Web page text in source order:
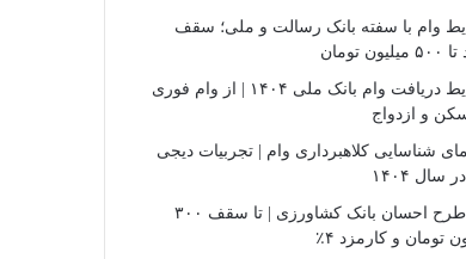
وام با سفته بانک رسالت و ملی؛ سقف
تومان
شرایط دریافت وام بانک ملی ۱۴۰۴ | از وام فوری
و ازدواج
شناسایی کلاهبرداری وام | تجربیات دیجی
سال ۱۴۰۴
وام طرح احسان بانک کشاورزی | تا سقف ۳۰۰
تومان و کارمزد ۴٪